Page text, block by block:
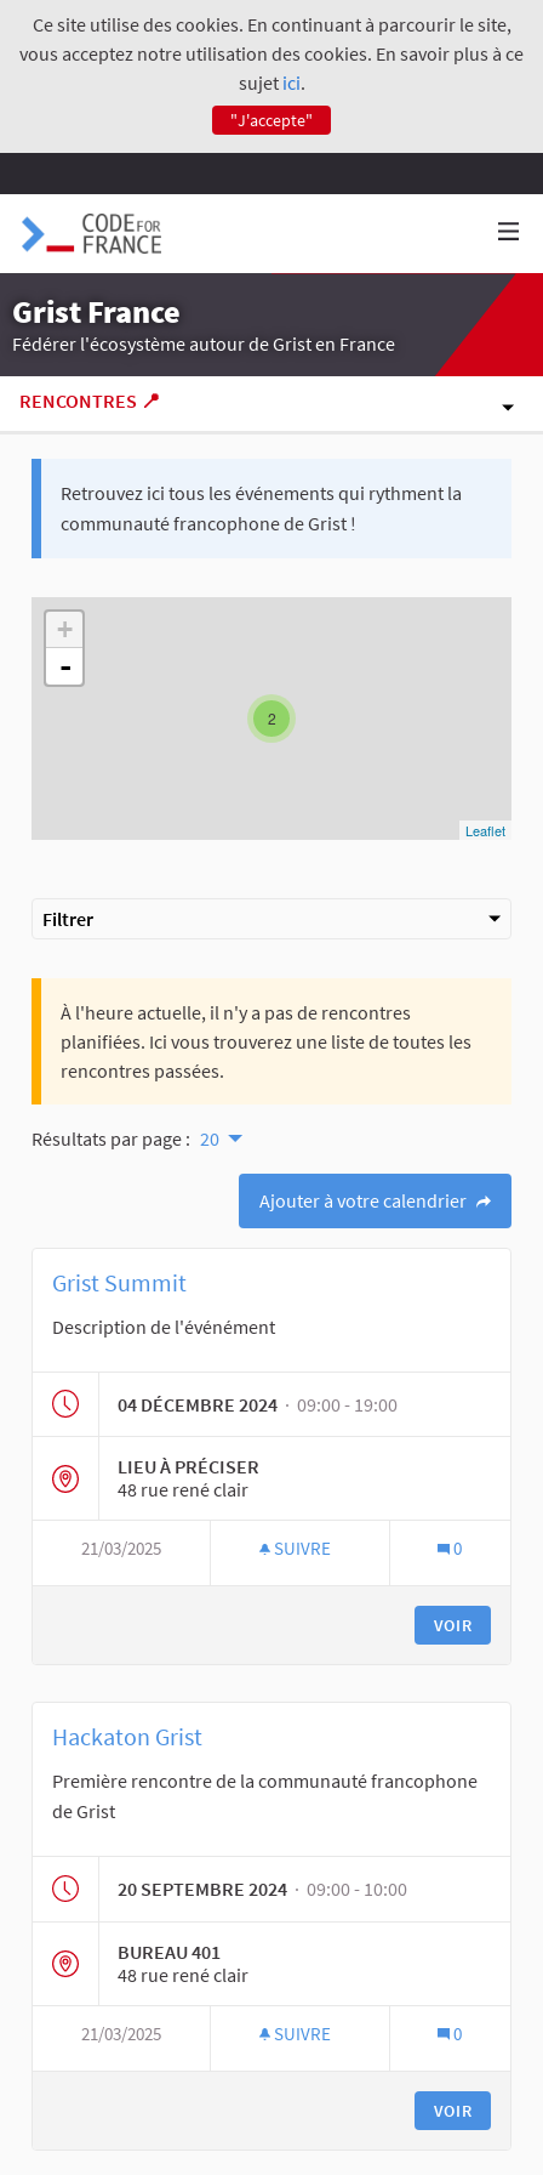
Ce site utilise des cookies. En continuant à parcourir le site,
vous acceptez notre utilisation des cookies. En savoir plus à ce
sujet ici.
"J'accepte"
Grist France
Fédérer l'écosystème autour de Grist en France
RENCONTRES 📍
Retrouvez ici tous les événements qui rythment la
communauté francophone de Grist !
2
+
-
Leaflet
Filtrer
À l'heure actuelle, il n'y a pas de rencontres
planifiées. Ici vous trouverez une liste de toutes les
rencontres passées.
Résultats par page : 20
Ajouter à votre calendrier
Grist Summit
Description de l'événément
04 DÉCEMBRE 2024 · 09:00 - 19:00
LIEU À PRÉCISER
48 rue rené clair
21/03/2025 SUIVRE 0
VOIR
Hackaton Grist
Première rencontre de la communauté francophone
de Grist
20 SEPTEMBRE 2024 · 09:00 - 10:00
BUREAU 401
48 rue rené clair
21/03/2025 SUIVRE 0
VOIR